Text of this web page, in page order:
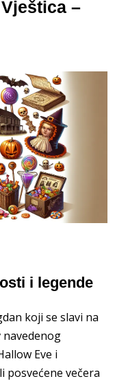
–
i legende
koji se slavi na
navedenog
Eve i
posvećene večera